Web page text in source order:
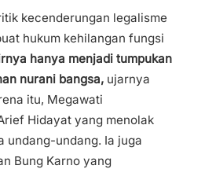
kecenderungan legalisme
hukum kehilangan fungsi
hanya menjadi tumpukan
nurani bangsa, ujarnya
itu, Megawati
Hidayat yang menolak
undang-undang. Ia juga
Bung Karno yang